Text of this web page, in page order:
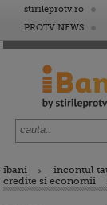
stirileprotv.ro
PROTV NEWS
ibani
incontul
credite si economii